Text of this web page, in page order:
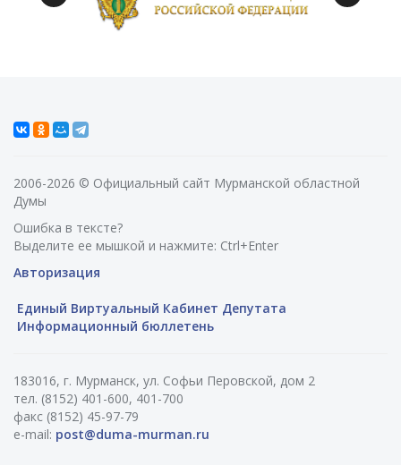
2006-2026 © Официальный сайт Мурманской областной
Думы
Ошибка в тексте?
Выделите ее мышкой и нажмите: Ctrl+Enter
Авторизация
Единый Виртуальный Кабинет Депутата
Информационный бюллетень
183016, г. Мурманск, ул. Софьи Перовской, дом 2
тел. (8152) 401-600, 401-700
факс (8152) 45-97-79
e-mail: post@duma-murman.ru